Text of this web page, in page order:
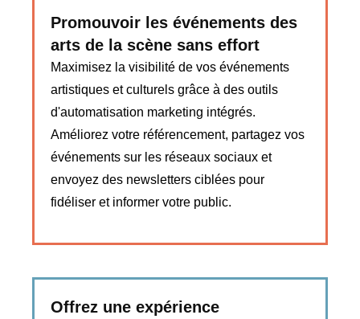
Promouvoir les événements des
arts de la scène sans effort
Maximisez la visibilité de vos événements
artistiques et culturels grâce à des outils
d'automatisation marketing intégrés.
Améliorez votre référencement, partagez vos
événements sur les réseaux sociaux et
envoyez des newsletters ciblées pour
fidéliser et informer votre public.
Offrez une expérience